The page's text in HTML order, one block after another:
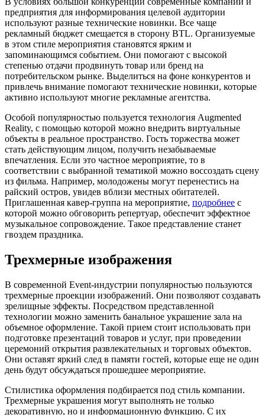
предприятия для информирования целевой аудитории
используют разные технические новинки. Все чаще
рекламный бюджет смещается в сторону BTL. Организуемые
в этом стиле мероприятия становятся ярким и
запоминающимся событием. Они помогают с высокой
степенью отдачи продвинуть товар или бренд на
потребительском рынке. Выделиться на фоне конкурентов и
привлечь внимание помогают технические новинки, которые
активно используют многие рекламные агентства.
Особой популярностью пользуется технология Augmented
Reality, с помощью которой можно внедрить виртуальные
объекты в реальное пространство. Гость торжества может
стать действующим лицом, получить незабываемые
впечатления. Если это частное мероприятие, то в
соответствии с выбранной тематикой можно воссоздать сцену
из фильма. Например, молодожены могут перенестись на
райский остров, увидев вблизи местных обитателей.
Приглашенная кавер-группа на мероприятие, подробнее с
которой можно обговорить репертуар, обеспечит эффектное
музыкальное сопровождение. Такое представление станет
гвоздем праздника.
Трехмерные изображения
В современной Event-индустрии популярностью пользуются
трехмерные проекции изображений. Они позволяют создавать
зрелищные эффекты. Посредством представленной
технологии можно заменить банальное украшение зала на
объемное оформление. Такой прием стоит использовать при
подготовке презентаций товаров и услуг, при проведении
церемоний открытия развлекательных и торговых объектов.
Они оставят яркий след в памяти гостей, которые еще не один
день будут обсуждаться прошедшее мероприятие.
Стилистика оформления подбирается под стиль компании.
Трехмерные украшения могут выполнять не только
декоративную, но и информационную функцию. С их